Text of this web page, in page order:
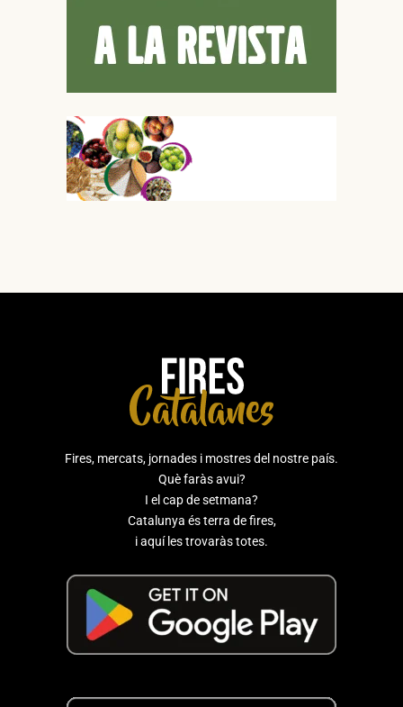
Fires, mercats, jornades i mostres del nostre país.
Què faràs avui?
I el cap de setmana?
Catalunya és terra de fires,
i aquí les trovaràs totes.